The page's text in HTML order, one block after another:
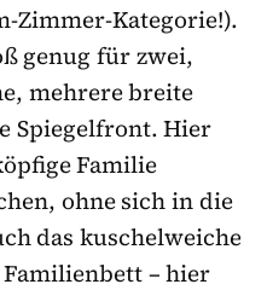
Zimmer-Kategorie!).
genug für zwei,
mehrere breite
Spiegelfront. Hier
Familie
ohne sich in die
das kuschelweiche
– hier